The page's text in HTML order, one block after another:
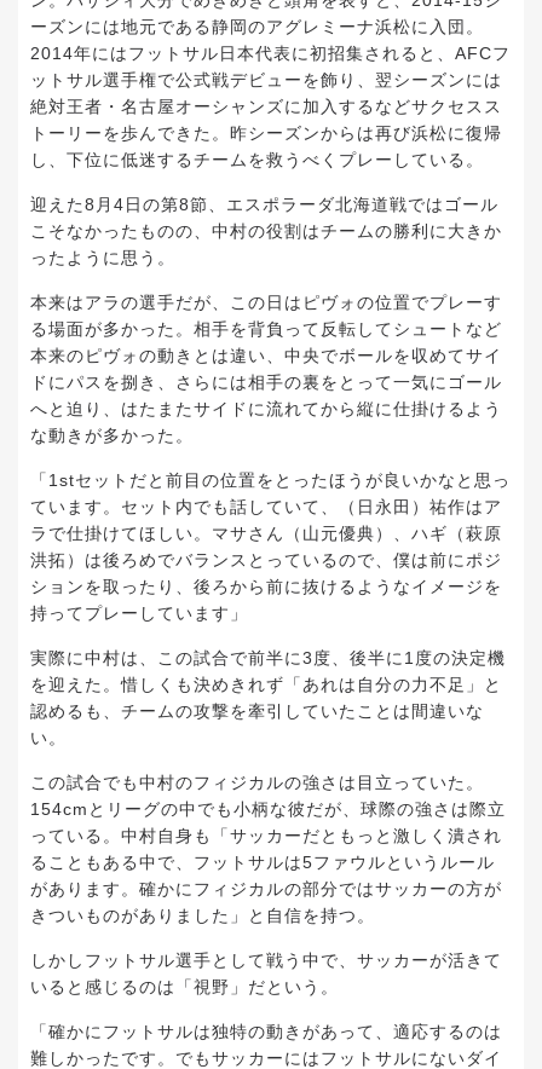
ーズンには地元である静岡のアグレミーナ浜松に入団。
2014年にはフットサル日本代表に初招集されると、AFCフ
ットサル選手権で公式戦デビューを飾り、翌シーズンには
絶対王者・名古屋オーシャンズに加入するなどサクセスス
トーリーを歩んできた。昨シーズンからは再び浜松に復帰
し、下位に低迷するチームを救うべくプレーしている。
迎えた8月4日の第8節、エスポラーダ北海道戦ではゴール
こそなかったものの、中村の役割はチームの勝利に大きか
ったように思う。
本来はアラの選手だが、この日はピヴォの位置でプレーす
る場面が多かった。相手を背負って反転してシュートなど
本来のピヴォの動きとは違い、中央でボールを収めてサイ
ドにパスを捌き、さらには相手の裏をとって一気にゴール
へと迫り、はたまたサイドに流れてから縦に仕掛けるよう
な動きが多かった。
「1stセットだと前目の位置をとったほうが良いかなと思っ
ています。セット内でも話していて、（日永田）祐作はア
ラで仕掛けてほしい。マサさん（山元優典）、ハギ（萩原
洪拓）は後ろめでバランスとっているので、僕は前にポジ
ションを取ったり、後ろから前に抜けるようなイメージを
持ってプレーしています」
実際に中村は、この試合で前半に3度、後半に1度の決定機
を迎えた。惜しくも決めきれず「あれは自分の力不足」と
認めるも、チームの攻撃を牽引していたことは間違いな
い。
この試合でも中村のフィジカルの強さは目立っていた。
154cmとリーグの中でも小柄な彼だが、球際の強さは際立
っている。中村自身も「サッカーだともっと激しく潰され
ることもある中で、フットサルは5ファウルというルール
があります。確かにフィジカルの部分ではサッカーの方が
きついものがありました」と自信を持つ。
しかしフットサル選手として戦う中で、サッカーが活きて
いると感じるのは「視野」だという。
「確かにフットサルは独特の動きがあって、適応するのは
難しかったです。でもサッカーにはフットサルにないダイ